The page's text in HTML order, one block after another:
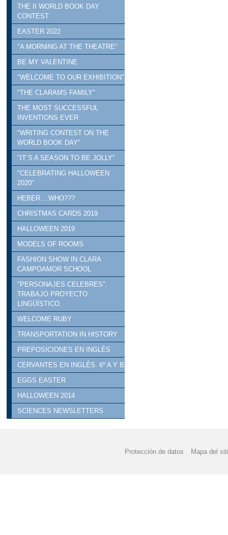
THE II WORLD BOOK DAY
CONTEST
EASTER 2022
"A MORNING AT THE THEATRE"
BE MY VALENTINE
"WELCOME TO OUR EXHIBITION"
"THE CLARAMS FAMILY"
THE MOST SUCCESSFUL
INVENTIONS EVER
"WRITING CONTEST ON THE
WORLD BOOK DAY"
"IT´S A SEASON TO BE JOLLY"
"CELEBRATING HALLOWEEN
2020"
HEBER... WHO???
CHRISTMAS CARDS 2019
HALLOWEEN 2019
MODELS OF ROOMS
FASHION SHOW IN CLARA
CAMPOAMOR SCHOOL
"PERSONAJES CELEBRES".
TRABAJO PROYECTO
LINGÜÍSTICO.
WELCOME RUBY
TRANSPORTATION IN HISTORY
PREPOSICIONES EN INGLÉS
CERVANTES EN INGLÉS. 6º A Y B
EGGS EASTER
HALLOWEEN 2014
SCIENCES NEWSLETTERS
Protección de datos Mapa del